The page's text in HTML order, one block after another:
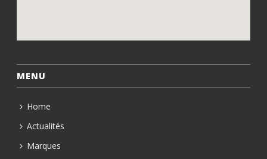
MENU
Home
Actualités
Marques